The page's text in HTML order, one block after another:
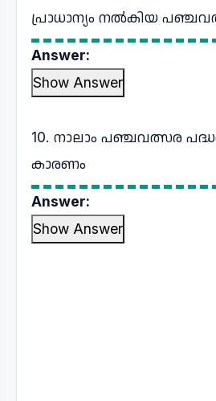
പ്രാധാന്യം നൽകിയ
Answer:
Show Answer
10. നാലാം പഞ്ചവത്സര
കാരണം
Answer:
Show Answer